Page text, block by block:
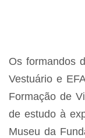
Os formandos
Vestuário e
Formação de
de estudo à
Museu da